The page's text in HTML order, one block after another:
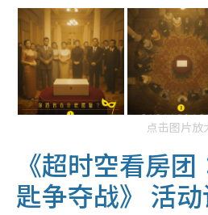
点击图片放
《超时空看房
匙争夺战》 活